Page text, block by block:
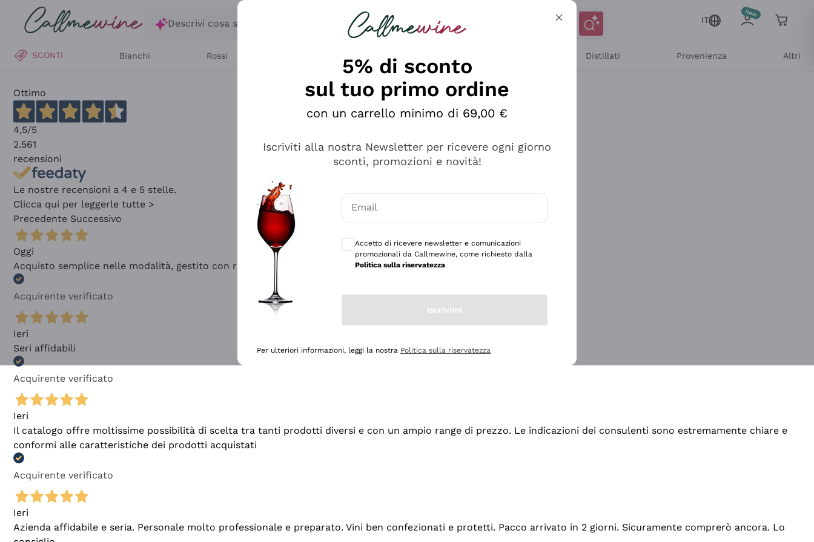
Salta al contenuto principale
Descrivi cosa stai cercando
IT
SCONTI Bianchi Rossi Distillati Provenienza Altri
Ottimo
4,5/5
2.561
recensioni
Le nostre recensioni a 4 e 5 stelle.
Clicca qui per leggerle tutte >
Precedente Successivo
Oggi
Acquisto semplice nelle modalità, gestito con rapidità e professionalità
Acquirente verificato
Ieri
Seri affidabili
Acquirente verificato
Ieri
Il catalogo offre moltissime possibilità di scelta tra tanti prodotti diversi e con un ampio range di prezzo. Le indicazioni dei consulenti sono estremamente chiare e
conformi alle caratteristiche dei prodotti acquistati
Acquirente verificato
Ieri
Azienda affidabile e seria. Personale molto professionale e preparato. Vini ben confezionati e protetti. Pacco arrivato in 2 giorni. Sicuramente comprerò ancora. Lo
5% di sconto
sul tuo primo ordine
con un carrello minimo di 69,00 €
Iscriviti alla nostra Newsletter per ricevere ogni giorno
sconti, promozioni e novità!
Email
Accetto di ricevere newsletter e comunicazioni
promozionali da Callmewine, come richiesto dalla
Politica sulla riservatezza
Iscrivimi
Per ulteriori informazioni, leggi la nostra Politica sulla riservatezza